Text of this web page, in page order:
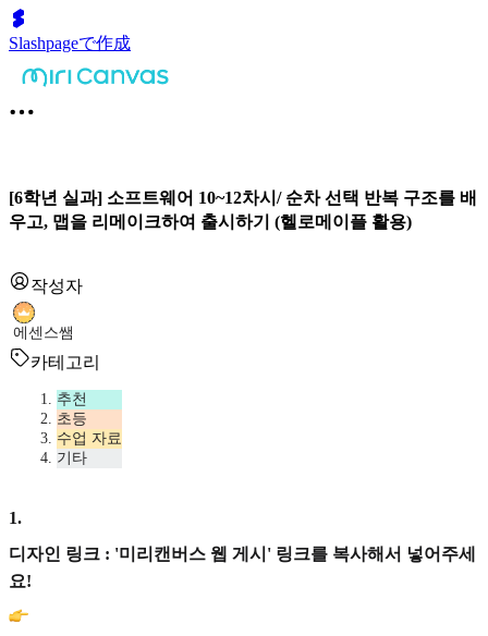
Slashpageで作成
[6학년 실과] 소프트웨어 10~12차시/ 순차 선택 반복 구조를 배
우고, 맵을 리메이크하여 출시하기 (헬로메이플 활용)
작성자
에센스쌤
카테고리
추천
초등
수업 자료
기타
1.
디자인 링크 : '미리캔버스 웹 게시' 링크를 복사해서 넣어주세
요!